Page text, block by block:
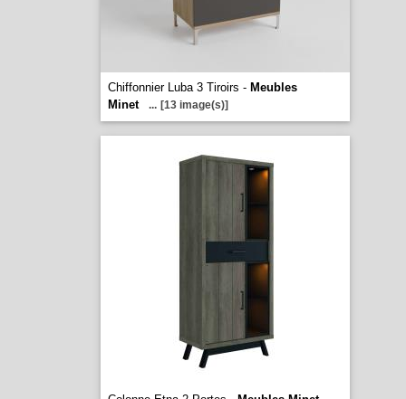
Chiffonnier Luba 3 Tiroirs - Meubles
Minet
... [13 image(s)]